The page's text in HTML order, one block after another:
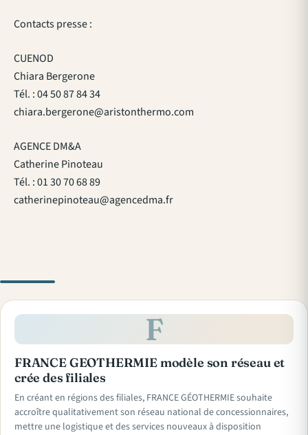
Contacts presse :
CUENOD
Chiara Bergerone
Tél. : 04 50 87 84 34
chiara.bergerone@aristonthermo.com
AGENCE DM&A
Catherine Pinoteau
Tél. : 01 30 70 68 89
catherinepinoteau@agencedma.fr
F
FRANCE GEOTHERMIE modèle son réseau et
crée des filiales
En créant en régions des filiales, FRANCE GÉOTHERMIE souhaite
accroître qualitativement son réseau national de concessionnaires,
mettre une logistique et des services nouveaux à disposition